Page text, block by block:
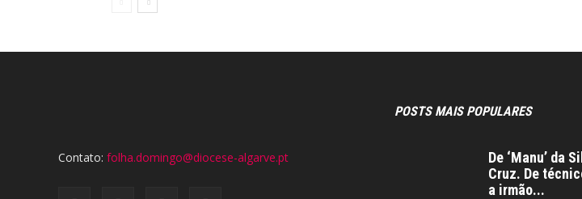
Contato: folha.domingo@diocese-algarve.pt
POSTS MAIS POPULARES
De ‘Manu’ da
Cruz. De
a irmão...